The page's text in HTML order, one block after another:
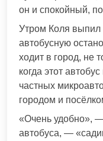
он и спокойный,
Утром Коля выпил
автобусную
ходит в город, не
когда этот
частных
городом и
«Очень удобно»,
автобуса, —